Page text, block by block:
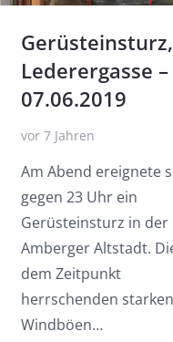
Gerüsteinsturz,
Lederergasse –
07.06.2019
vor 7 Jahren
Am Abend ereignete
gegen 23 Uhr ein
Gerüsteinsturz in der
Amberger Altstadt.
dem Zeitpunkt
herrschenden starken
Windböen…